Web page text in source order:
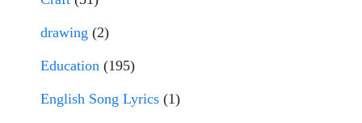
drawing (2)
Education (195)
English Song Lyrics (1)